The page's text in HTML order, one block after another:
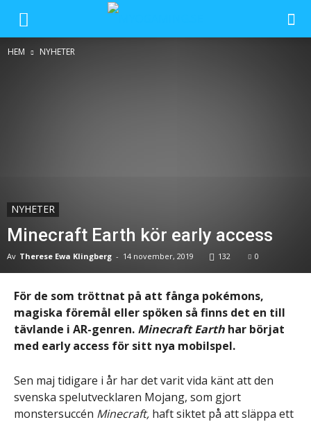
HEM NYHETER
NYHETER
Minecraft Earth kör early access
Av Therese Ewa Klingberg - 14 november, 2019 132 0
För de som tröttnat på att fånga pokémons,
magiska föremål eller spöken så finns det en till
tävlande i AR-genren. Minecraft Earth har börjat
med early access för sitt nya mobilspel.
Sen maj tidigare i år har det varit vida känt att den
svenska spelutvecklaren Mojang, som gjort
monstersuccén Minecraft, haft siktet på att släppa ett